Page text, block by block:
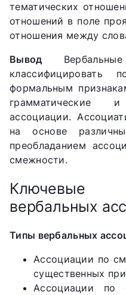
тематических
отношений в поле
отношения между
Вывод
классифицировать
формальным
грамматические и
ассоциации.
на основе
преобладанием
смежности.
Ключевые
вербальных
Типы вербальных
Ассоциации по
существенных
Ассоциации по